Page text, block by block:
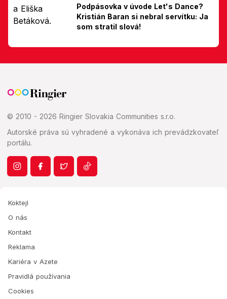
Podpásovka v úvode Let's Dance?
Kristián Baran si nebral servítku: Ja
som stratil slová!
© 2010 - 2026 Ringier Slovakia Communities s.r.o.
Autorské práva sú vyhradené a vykonáva ich prevádzkovateľ
portálu.
Koktejl
O nás
Kontakt
Reklama
Kariéra v Azete
Pravidlá používania
Cookies